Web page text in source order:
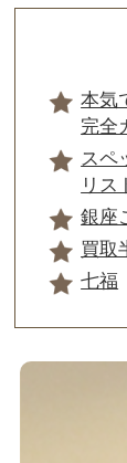
本気
完全
スペ
リス
銀座
買取
七福